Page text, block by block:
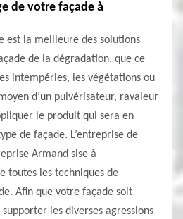
de votre façade à
est la meilleure des solutions
de la dégradation, que ce
intempéries, les végétations ou
d’un pulvérisateur, ravaleur
le produit qui sera en
de façade. L’entreprise de
Armand sise à
toutes les techniques de
Afin que votre façade soit
les diverses agressions